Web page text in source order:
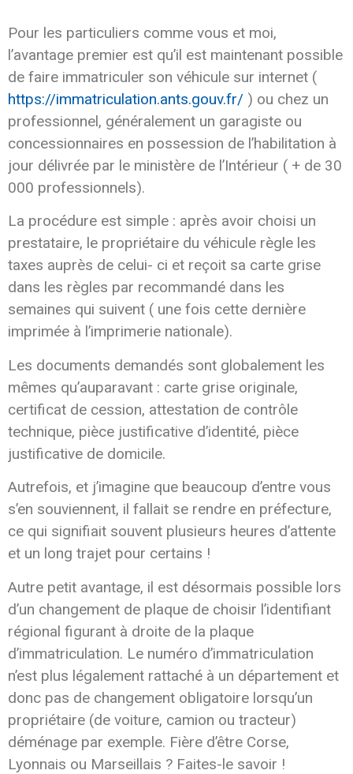
Pour les particuliers comme vous et moi,
l’avantage premier est qu’il est maintenant possible
de faire immatriculer son véhicule sur internet (
https://immatriculation.ants.gouv.fr/ ) ou chez un
professionnel, généralement un garagiste ou
concessionnaires en possession de l’habilitation à
jour délivrée par le ministère de l’Intérieur ( + de 30
000 professionnels).
La procédure est simple : après avoir choisi un
prestataire, le propriétaire du véhicule règle les
taxes auprès de celui- ci et reçoit sa carte grise
dans les règles par recommandé dans les
semaines qui suivent ( une fois cette dernière
imprimée à l’imprimerie nationale).
Les documents demandés sont globalement les
mêmes qu’auparavant : carte grise originale,
certificat de cession, attestation de contrôle
technique, pièce justificative d’identité, pièce
justificative de domicile.
Autrefois, et j’imagine que beaucoup d’entre vous
s’en souviennent, il fallait se rendre en préfecture,
ce qui signifiait souvent plusieurs heures d’attente
et un long trajet pour certains !
Autre petit avantage, il est désormais possible lors
d’un changement de plaque de choisir l’identifiant
régional figurant à droite de la plaque
d’immatriculation. Le numéro d’immatriculation
n’est plus légalement rattaché à un département et
donc pas de changement obligatoire lorsqu’un
propriétaire (de voiture, camion ou tracteur)
déménage par exemple. Fière d’être Corse,
Lyonnais ou Marseillais ? Faites-le savoir !